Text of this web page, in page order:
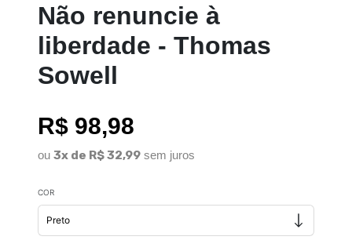
Não renuncie à
liberdade - Thomas
Sowell
R$ 98,98
ou 3x de R$ 32,99 sem juros
COR